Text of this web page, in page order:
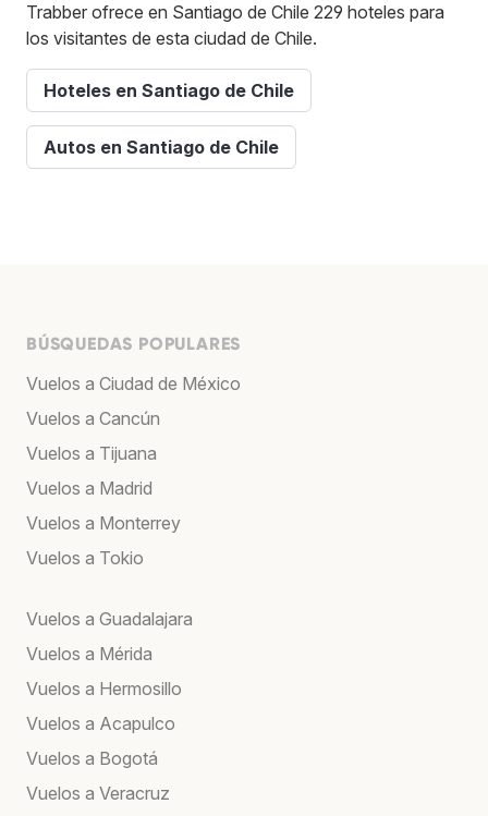
Trabber ofrece en Santiago de Chile 229 hoteles para
los visitantes de esta ciudad de Chile.
Hoteles en Santiago de Chile
Autos en Santiago de Chile
BÚSQUEDAS POPULARES
Vuelos a Ciudad de México
Vuelos a Cancún
Vuelos a Tijuana
Vuelos a Madrid
Vuelos a Monterrey
Vuelos a Tokio
Vuelos a Guadalajara
Vuelos a Mérida
Vuelos a Hermosillo
Vuelos a Acapulco
Vuelos a Bogotá
Vuelos a Veracruz